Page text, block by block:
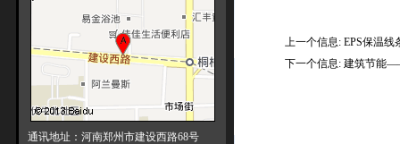
上一个信息: EPS保温线
下一个信息: 建筑节能
通讯地址：河南郑州市建设西路68号